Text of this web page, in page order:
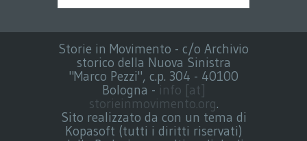
Storie in Movimento - c/o Archivio
storico della Nuova Sinistra
"Marco Pezzi", c.p. 304 - 40100
Bologna - info [at]
storieinmovimento.org.
Sito realizzato da con un tema di
Kopasoft (tutti i diritti riservati)